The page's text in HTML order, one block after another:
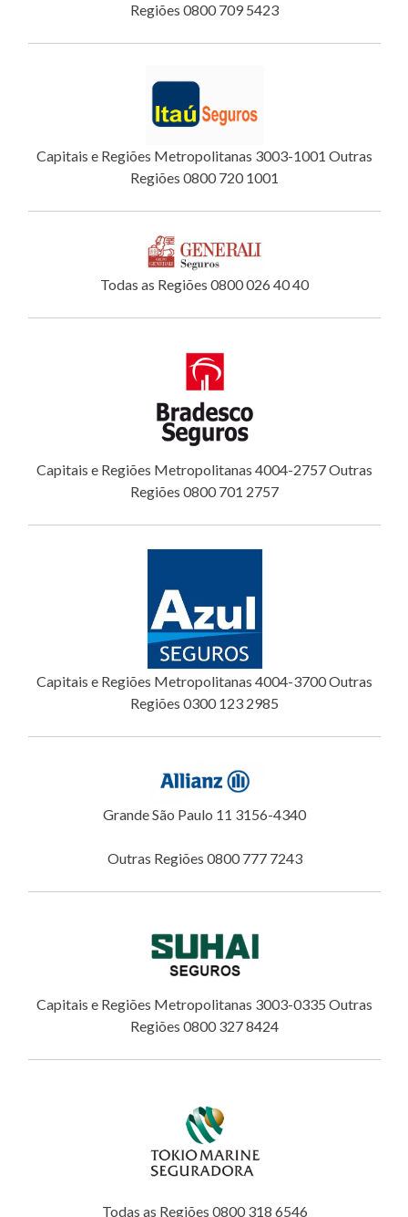
Regiões 0800 709 5423
Capitais e Regiões Metropolitanas 3003-1001 Outras
Regiões 0800 720 1001
Todas as Regiões 0800 026 40 40
Capitais e Regiões Metropolitanas 4004-2757 Outras
Regiões 0800 701 2757
Capitais e Regiões Metropolitanas 4004-3700 Outras
Regiões 0300 123 2985
Grande São Paulo 11 3156-4340
Outras Regiões 0800 777 7243
Capitais e Regiões Metropolitanas 3003-0335 Outras
Regiões 0800 327 8424
Todas as Regiões 0800 318 6546